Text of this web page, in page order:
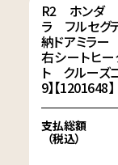
R2 ホンダ
ラ フルセ
納ドアミラ
右シートヒ
ト クルーズ
9】【1201648】
支払総額
（税込）